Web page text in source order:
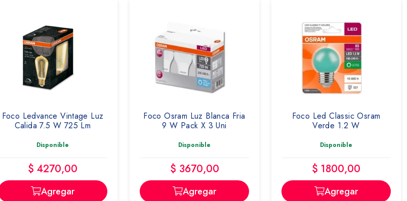
Foco Ledvance Vintage Luz
Calida 7.5 W 725 Lm
Disponible
$ 4270,00
Agregar
Foco Osram Luz Blanca Fria
9 W Pack X 3 Uni
Disponible
$ 3670,00
Agregar
Foco Led Classic Osram
Verde 1.2 W
Disponible
$ 1800,00
Agregar